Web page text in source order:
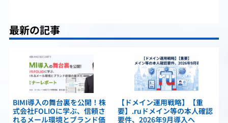
最新の記事
BIMI導入の舞台裏を公開！株
式会社FOLIOに学ぶ、信頼さ 【ドメイン運用戦略】【重
要】.ruドメイン等の本人確認